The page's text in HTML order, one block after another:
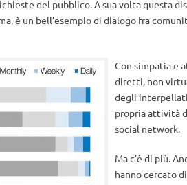
del pubblico. A sua volta questa
è un bell’esempio di dialogo fra
Con simpatia e
diretti, non
degli
propria attività
social network.
Ma c’è di più.
hanno cercato